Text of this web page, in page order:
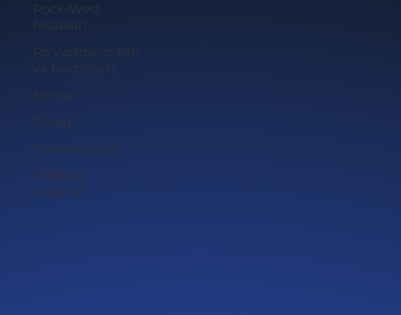
Rock-West
hisoblari
Ro'yxatdan o'tish
va tasdiqlash
Bonus
Diling
Tranzaksiyalar
Matbuot
xabarlari